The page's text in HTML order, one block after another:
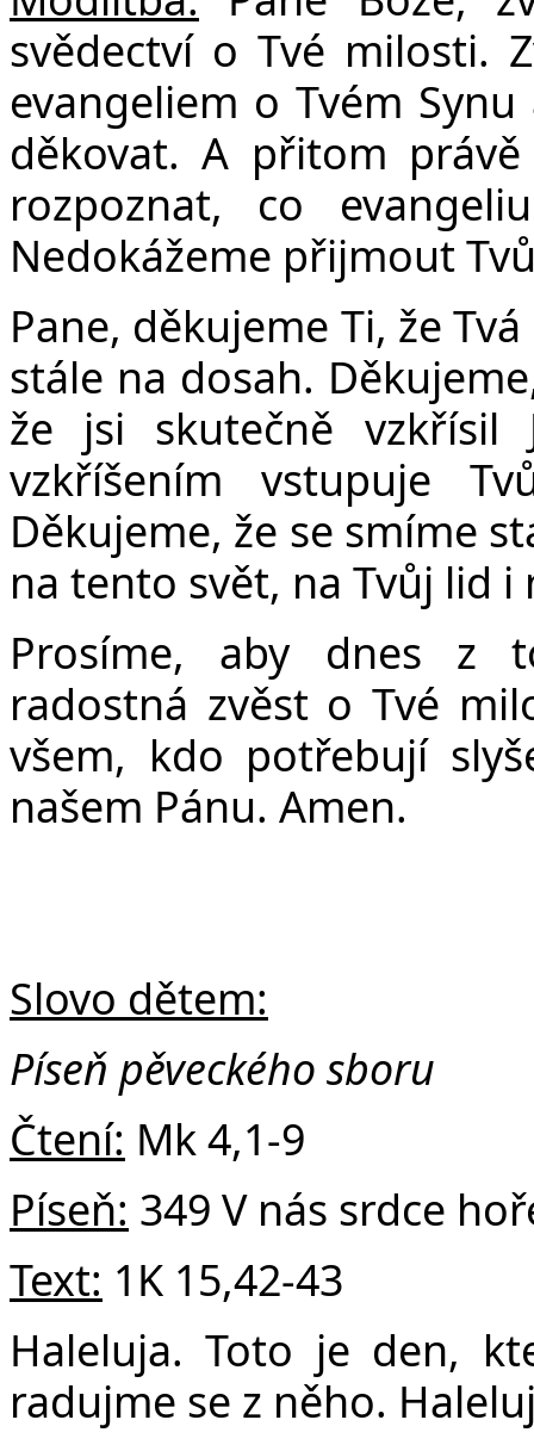
svědectví o Tvé milosti.
evangeliem o Tvém
děkovat. A přitom
rozpoznat, co
Nedokážeme přijmout
Pane, děkujeme Ti, že
stále na dosah.
že jsi skutečně vzkřísil
vzkříšením vstupuje
Děkujeme, že se smíme
na tento svět, na Tvůj lid i
Prosíme, aby dnes z
radostná zvěst o Tvé
všem, kdo potřebují
našem Pánu. Amen.
Slovo dětem:
Píseň pěveckého sboru
Čtení: Mk 4,1-9
Píseň: 349 V nás srdce
Text: 1K 15,42-43
Haleluja. Toto je den,
radujme se z něho.